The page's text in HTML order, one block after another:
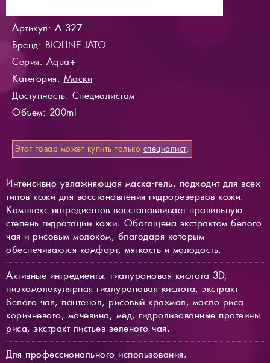
Артикул: A-327
Бренд: BIOLINE JATO
Серия: Aqua+
Категория: Маски
Доступность: Специалистам
Объём: 200ml
Этот товар может купить только специалист.
Интенсивно увлажняющая маска-гель, подходит для всех
типов кожи для восстановления гидрорезервов кожи.
Комплекс ингредиентов восстанавливает правильную
степень гидратации кожи. Обогащена экстрактом белого
чая и рисовым молоком, благодаря которым
обеспечиваются комфорт, мягкость и молодость.
Активные ингредиенты: гиалуроновая кислота 3D,
низкомолекулярная гиалуроновая кислота, экстракт
белого чая, пантенол, рисовый крахмал, масло риса
коричневого, мочевина, мед, гидролизованные протеины
риса, экстракт листьев зеленого чая.
Для профессионального использования.